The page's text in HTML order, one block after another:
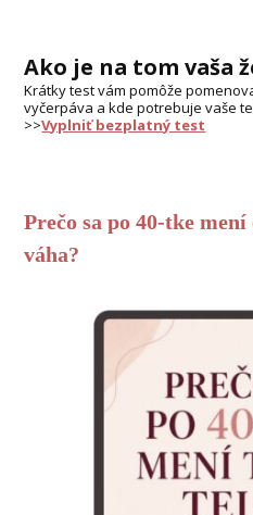
Ako je na tom vaša
Krátky test vám pomôže
vyčerpáva a kde potrebuje vaše
>>Vyplniť bezplatný test
Prečo sa po 40-tke
váha?